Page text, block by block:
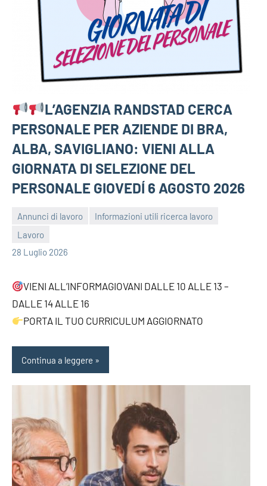
L’AGENZIA RANDSTAD CERCA
PERSONALE PER AZIENDE DI BRA,
ALBA, SAVIGLIANO: VIENI ALLA
GIORNATA DI SELEZIONE DEL
PERSONALE GIOVEDÍ 6 AGOSTO 2026
Annunci di lavoro
Informazioni utili ricerca lavoro
Lavoro
28 Luglio 2026
bragiovani
VIENI ALL’INFORMAGIOVANI DALLE 10 ALLE 13 –
DALLE 14 ALLE 16
PORTA IL TUO CURRICULUM AGGIORNATO
Continua a leggere